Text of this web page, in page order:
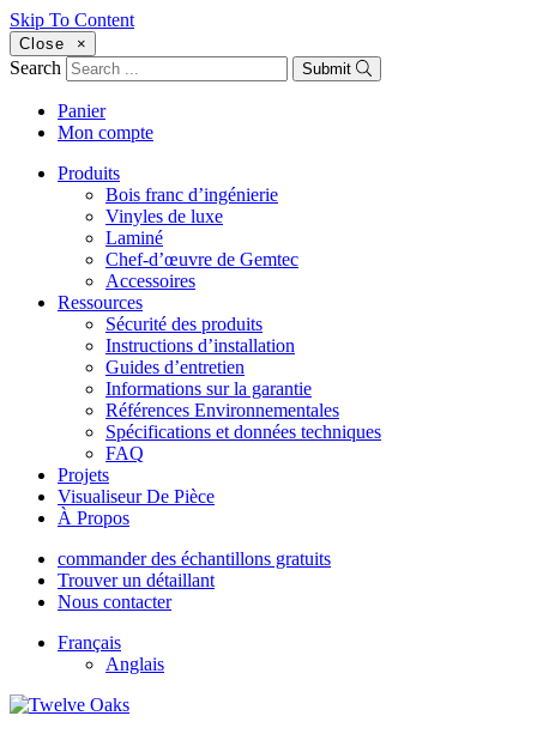
Skip To Content
Close ×
Search Submit
Panier
Mon compte
Produits
Bois franc d’ingénierie
Vinyles de luxe
Laminé
Chef-d’œuvre de Gemtec
Accessoires
Ressources
Sécurité des produits
Instructions d’installation
Guides d’entretien
Informations sur la garantie
Références Environnementales
Spécifications et données techniques
FAQ
Projets
Visualiseur De Pièce
À Propos
commander des échantillons gratuits
Trouver un détaillant
Nous contacter
Français
Anglais